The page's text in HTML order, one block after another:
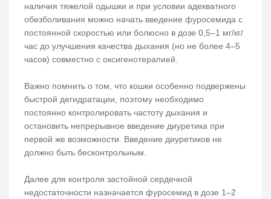
наличия тяжелой одышки и при условии адекватного
обезболивания можно начать введение фуросемида с
постоянной скоростью или болюсно в дозе 0,5–1 мг/кг/
час до улучшения качества дыхания (но не более 4–5
часов) совместно с оксигенотерапией.
Важно помнить о том, что кошки особенно подвержены
быстрой дегидратации, поэтому необходимо
постоянно контролировать частоту дыхания и
остановить непрерывное введение диуретика при
первой же возможности. Введение диуретиков не
должно быть бесконтрольным.
Далее для контроля застойной сердечной
недостаточности назначается фуросемид в дозе 1–2